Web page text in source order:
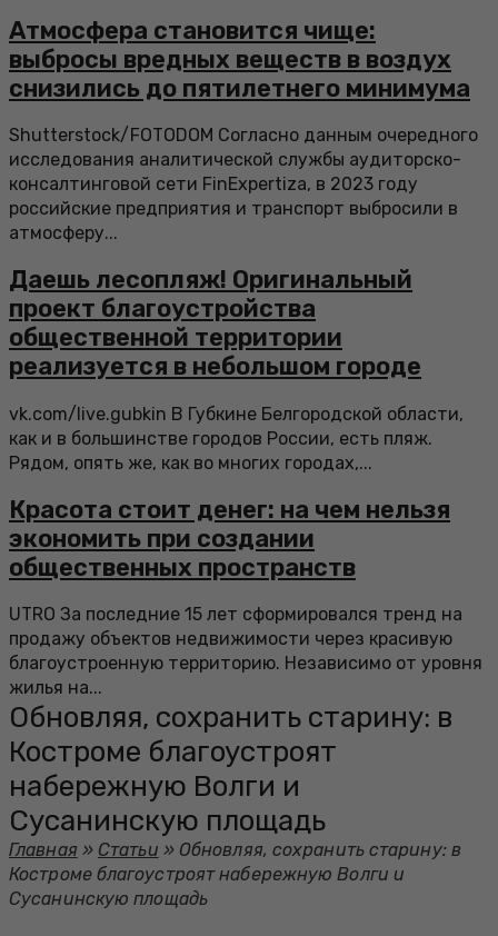
Атмосфера становится чище:
выбросы вредных веществ в воздух
снизились до пятилетнего минимума
Shutterstock/FOTODOM Согласно данным очередного
исследования аналитической службы аудиторско-
консалтинговой сети FinExpertiza, в 2023 году
российские предприятия и транспорт выбросили в
атмосферу...
Даешь лесопляж! Оригинальный
проект благоустройства
общественной территории
реализуется в небольшом городе
vk.com/live.gubkin В Губкине Белгородской области,
как и в большинстве городов России, есть пляж.
Рядом, опять же, как во многих городах,...
Красота стоит денег: на чем нельзя
экономить при создании
общественных пространств
UTRO За последние 15 лет сформировался тренд на
продажу объектов недвижимости через красивую
благоустроенную территорию. Независимо от уровня
жилья на...
Обновляя, сохранить старину: в
Костроме благоустроят
набережную Волги и
Сусанинскую площадь
Главная » Статьи » Обновляя, сохранить старину: в
Костроме благоустроят набережную Волги и
Сусанинскую площадь